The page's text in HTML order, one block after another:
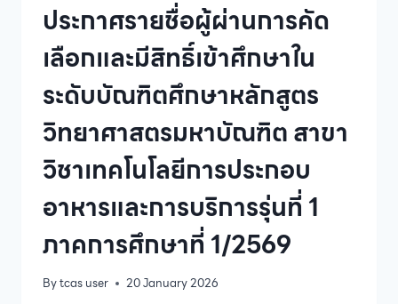
ประกาศรายชื่อผู้ผ่านการคัด
เลือกและมีสิทธิ์เข้าศึกษาใน
ระดับบัณฑิตศึกษาหลักสูตร
วิทยาศาสตรมหาบัณฑิต สาขา
วิชาเทคโนโลยีการประกอบ
อาหารและการบริการรุ่นที่ 1
ภาคการศึกษาที่ 1/2569
Bytcas user 20 January 2026